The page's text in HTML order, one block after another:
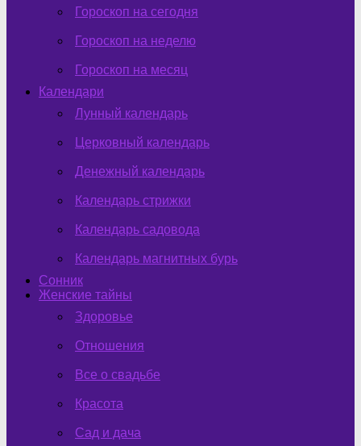
Гороскоп на сегодня
Гороскоп на неделю
Гороскоп на месяц
Календари
Лунный календарь
Церковный календарь
Денежный календарь
Календарь стрижки
Календарь садовода
Календарь магнитных бурь
Сонник
Женские тайны
Здоровье
Отношения
Все о свадьбе
Красота
Сад и дача